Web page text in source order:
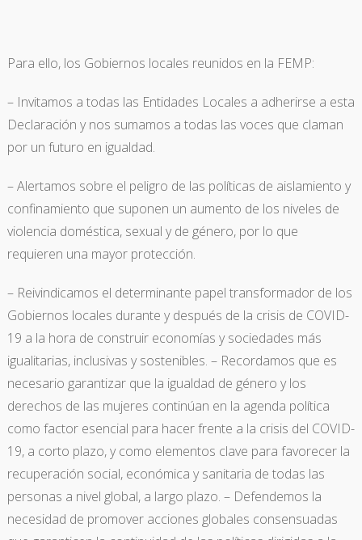
Para ello, los Gobiernos locales reunidos en la FEMP:
– Invitamos a todas las Entidades Locales a adherirse a esta
Declaración y nos sumamos a todas las voces que claman
por un futuro en igualdad.
– Alertamos sobre el peligro de las políticas de aislamiento y
confinamiento que suponen un aumento de los niveles de
violencia doméstica, sexual y de género, por lo que
requieren una mayor protección.
– Reivindicamos el determinante papel transformador de los
Gobiernos locales durante y después de la crisis de COVID-
19 a la hora de construir economías y sociedades más
igualitarias, inclusivas y sostenibles. – Recordamos que es
necesario garantizar que la igualdad de género y los
derechos de las mujeres continúan en la agenda política
como factor esencial para hacer frente a la crisis del COVID-
19, a corto plazo, y como elementos clave para favorecer la
recuperación social, económica y sanitaria de todas las
personas a nivel global, a largo plazo. – Defendemos la
necesidad de promover acciones globales consensuadas